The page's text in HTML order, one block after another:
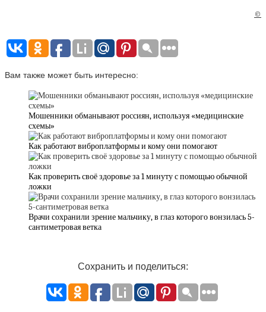
©
Вам также может быть интересно:
Мошенники обманывают россиян, используя «медицинские
схемы»
Как работают виброплатформы и кому они помогают
Как проверить своё здоровье за 1 минуту с помощью обычной
ложки
Врачи сохранили зрение мальчику, в глаз которого вонзилась 5-
сантиметровая ветка
Сохранить и поделиться: